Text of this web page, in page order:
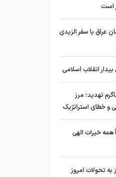
است
عراق با سفر الزیدی
انقلاب اسلامی
تهدید؛ مرز
و خطای استراتژیک
خیرات الهی
به تحولات امروز